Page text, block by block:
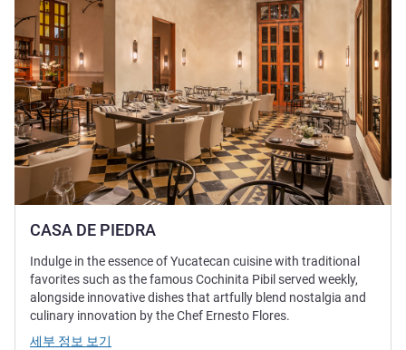
CASA DE PIEDRA
Indulge in the essence of Yucatecan cuisine with traditional
favorites such as the famous Cochinita Pibil served weekly,
alongside innovative dishes that artfully blend nostalgia and
culinary innovation by the Chef Ernesto Flores.
세부 정보 보기